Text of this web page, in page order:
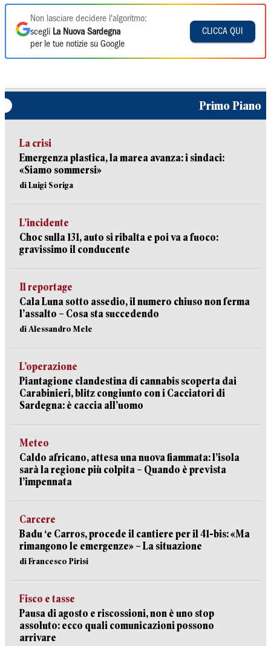
Non lasciare decidere l'algoritmo:
scegli La Nuova Sardegna
per le tue notizie su Google
CLICCA QUI
Primo Piano
La crisi
Emergenza plastica, la marea avanza: i sindaci:
«Siamo sommersi»
di Luigi Soriga
L’incidente
Choc sulla 131, auto si ribalta e poi va a fuoco:
gravissimo il conducente
Il reportage
Cala Luna sotto assedio, il numero chiuso non ferma
l’assalto – Cosa sta succedendo
di Alessandro Mele
L’operazione
Piantagione clandestina di cannabis scoperta dai
Carabinieri, blitz congiunto con i Cacciatori di
Sardegna: è caccia all’uomo
Meteo
Caldo africano, attesa una nuova fiammata: l’isola
sarà la regione più colpita – Quando è prevista
l’impennata
Carcere
Badu ‘e Carros, procede il cantiere per il 41-bis: «Ma
rimangono le emergenze» – La situazione
di Francesco Pirisi
Fisco e tasse
Pausa di agosto e riscossioni, non è uno stop
assoluto: ecco quali comunicazioni possono
arrivare